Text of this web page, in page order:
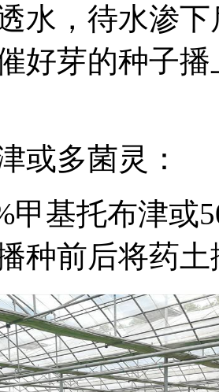
水，待水渗
好芽的种子
或多菌灵：
甲基托布津或
种前后将药